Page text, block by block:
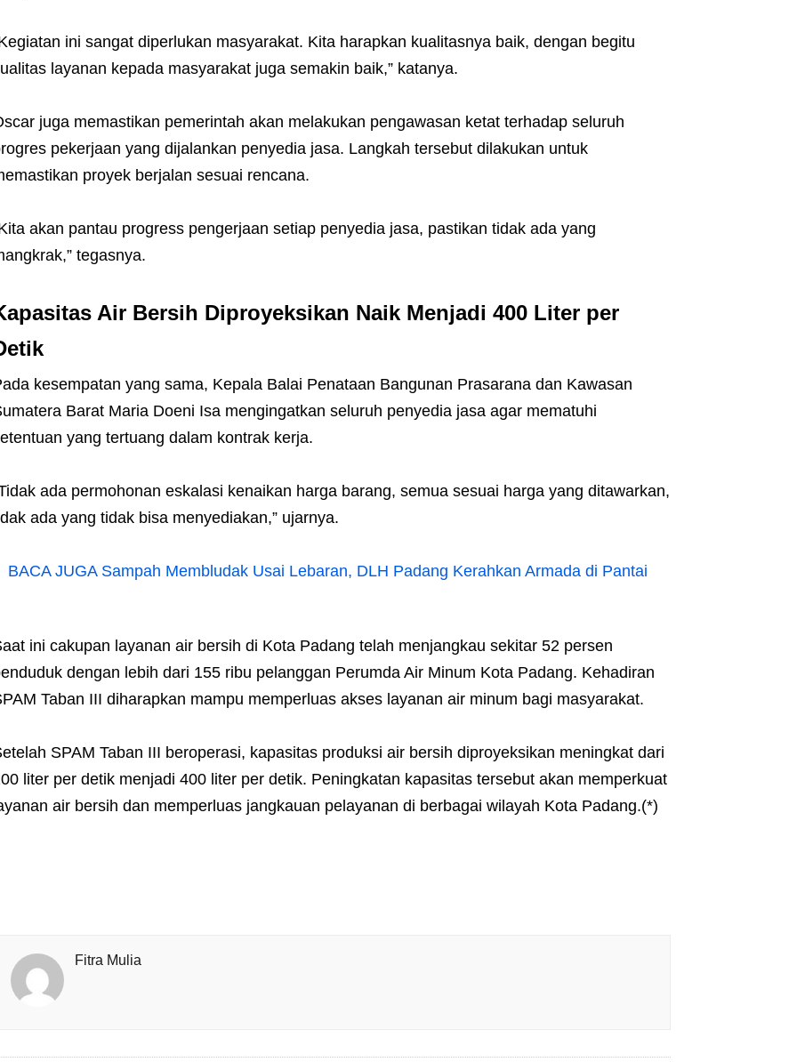
ini sangat diperlukan masyarakat. Kita harapkan kualitasnya baik, dengan begitu
layanan kepada masyarakat juga semakin baik,” katanya.
juga memastikan pemerintah akan melakukan pengawasan ketat terhadap seluruh
pekerjaan yang dijalankan penyedia jasa. Langkah tersebut dilakukan untuk
proyek berjalan sesuai rencana.
akan pantau progress pengerjaan setiap penyedia jasa, pastikan tidak ada yang
tegasnya.
Air Bersih Diproyeksikan Naik Menjadi 400 Liter per
kesempatan yang sama, Kepala Balai Penataan Bangunan Prasarana dan Kawasan
Barat Maria Doeni Isa mengingatkan seluruh penyedia jasa agar mematuhi
yang tertuang dalam kontrak kerja.
ada permohonan eskalasi kenaikan harga barang, semua sesuai harga yang ditawarkan,
ada yang tidak bisa menyediakan,” ujarnya.
BACA JUGA Sampah Membludak Usai Lebaran, DLH Padang Kerahkan Armada di Pantai
ini cakupan layanan air bersih di Kota Padang telah menjangkau sekitar 52 persen
dengan lebih dari 155 ribu pelanggan Perumda Air Minum Kota Padang. Kehadiran
Taban III diharapkan mampu memperluas akses layanan air minum bagi masyarakat.
SPAM Taban III beroperasi, kapasitas produksi air bersih diproyeksikan meningkat dari
liter per detik menjadi 400 liter per detik. Peningkatan kapasitas tersebut akan memperkuat
air bersih dan memperluas jangkauan pelayanan di berbagai wilayah Kota Padang.(*)
Fitra Mulia